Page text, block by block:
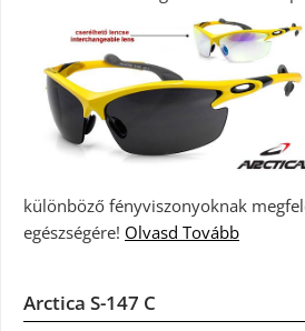
különböző fényviszonyoknak
egészségére! Olvasd Tovább
Arctica S-147 C